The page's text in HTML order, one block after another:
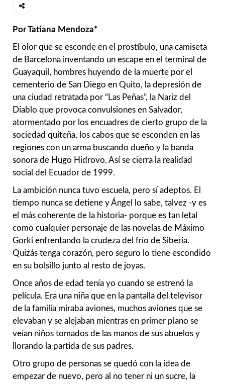
Por Tatiana Mendoza*
El olor que se esconde en el prostíbulo, una camiseta
de Barcelona inventando un escape en el terminal de
Guayaquil, hombres huyendo de la muerte por el
cementerio de San Diego en Quito, la depresión de
una ciudad retratada por “Las Peñas”, la Nariz del
Diablo que provoca convulsiones en Salvador,
atormentado por los encuadres de cierto grupo de la
sociedad quiteña, los cabos que se esconden en las
regiones con un arma buscando dueño y la banda
sonora de Hugo Hidrovo. Así se cierra la realidad
social del Ecuador de 1999.
La ambición nunca tuvo escuela, pero sí adeptos. El
tiempo nunca se detiene y Ángel lo sabe, talvez -y es
el más coherente de la historia- porque es tan letal
como cualquier personaje de las novelas de Máximo
Gorki enfrentando la crudeza del frío de Siberia.
Quizás tenga corazón, pero seguro lo tiene escondido
en su bolsillo junto al resto de joyas.
Once años de edad tenía yo cuando se estrenó la
película. Era una niña que en la pantalla del televisor
de la familia miraba aviones, muchos aviones que se
elevaban y se alejaban mientras en primer plano se
veían niños tomados de las manos de sus abuelos y
llorando la partida de sus padres.
Otro grupo de personas se quedó con la idea de
empezar de nuevo, pero al no tener ni un sucre, la